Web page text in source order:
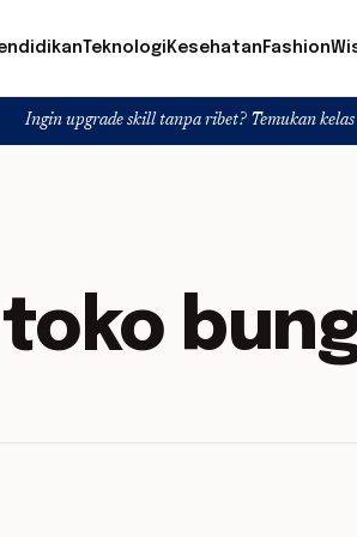
Teknologi Kesehatan Fashion
skill tanpa ribet? Temukan kelas seru dan